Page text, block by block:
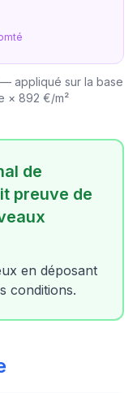
appliqué sur la base
× 892 €/m²
de
preuve de
en déposant
conditions.